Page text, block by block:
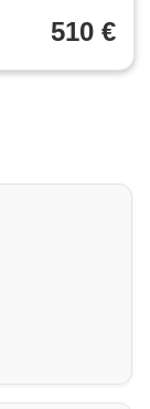
510 €
Mietpreise
welche